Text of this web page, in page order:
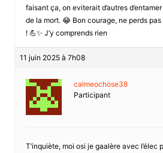
faisant ça, on eviterait d’autres
de la mort. 😂 Bon courage, ne perds
! 💪✨ J’y comprends rien
11 juin 2025 à 7h08
calmeochose38
Participant
T’inquiète, moi osi je gaalère avec l’élec